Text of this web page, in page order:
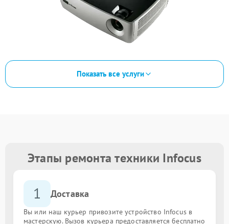
Показать все услуги
Этапы ремонта техники Infocus
1 Доставка
Вы или наш курьер привозите устройство Infocus в
мастерскую. Вызов курьера предоставляется бесплатно